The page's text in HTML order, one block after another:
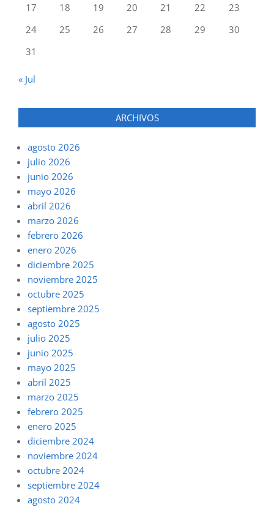
17
18 19 20 21 22
23
24
25 26 27 28 29
30
31
« Jul
ARCHIVOS
agosto 2026
julio 2026
junio 2026
mayo 2026
abril 2026
marzo 2026
febrero 2026
enero 2026
diciembre 2025
noviembre 2025
octubre 2025
septiembre 2025
agosto 2025
julio 2025
junio 2025
mayo 2025
abril 2025
marzo 2025
febrero 2025
enero 2025
diciembre 2024
noviembre 2024
octubre 2024
septiembre 2024
agosto 2024